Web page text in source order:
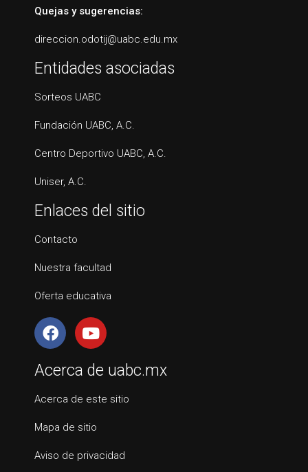
Quejas y sugerencias:
direccion.odotij@uabc.edu.mx
Entidades asociadas
Sorteos UABC
Fundación UABC, A.C.
Centro Deportivo UABC, A.C.
Uniser, A.C.
Enlaces del sitio
Contacto
Nuestra facultad
Oferta educativa
Acerca de uabc.mx
Acerca de este sitio
Mapa de sitio
Aviso de privacidad